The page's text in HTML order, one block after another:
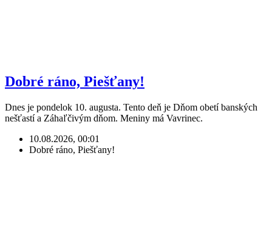
Dobré ráno, Piešťany!
Dnes je pondelok 10. augusta. Tento deň je Dňom obetí banských
nešťastí a Záhaľčivým dňom. Meniny má Vavrinec.
10.08.2026, 00:01
Dobré ráno, Piešťany!